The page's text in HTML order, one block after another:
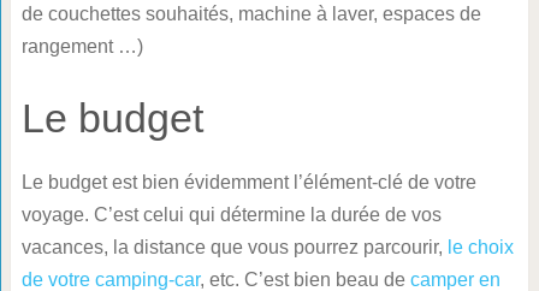
de couchettes souhaités, machine à laver, espaces de
rangement …)
Le budget
Le budget est bien évidemment l’élément-clé de votre
voyage. C’est celui qui détermine la durée de vos
vacances, la distance que vous pourrez parcourir, le choix
de votre camping-car, etc. C’est bien beau de camper en